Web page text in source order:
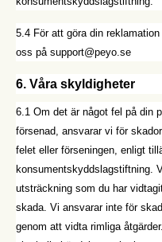
5.4 För att göra din
oss på support@peyo.se
6. Våra skyldigheter
6.1 Om det är något fel på din
försenad, ansvarar vi för
felet eller förseningen, enligt
konsumentskyddslagstiftning.
utsträckning som du har
skada. Vi ansvarar inte för
genom att vidta rimliga